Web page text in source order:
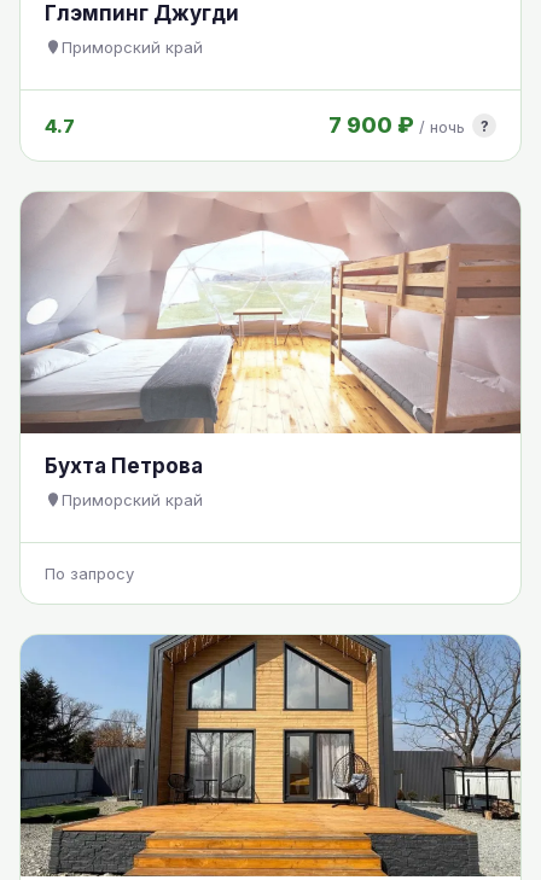
Глэмпинг Джугди
Приморский край
4.7 7 900 ₽ / ночь ?
Бухта Петрова
Приморский край
По запросу